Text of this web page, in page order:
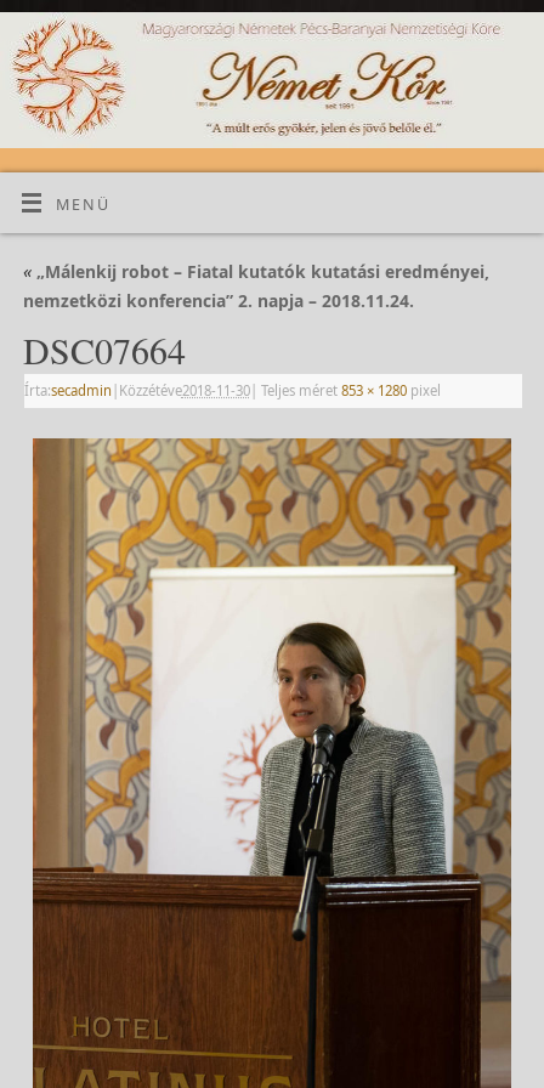
MENÜ
«„Málenkij robot – Fiatal kutatók kutatási eredményei,
nemzetközi konferencia” 2. napja – 2018.11.24.
DSC07664
Írta:secadmin | Közzétéve2018-11-30| Teljes méret 853 × 1280pixel